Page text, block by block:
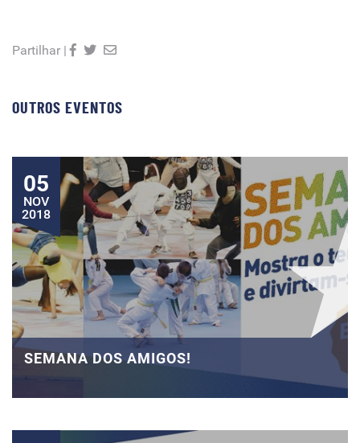
Partilhar |
OUTROS EVENTOS
05
NOV
2018
SEMANA DOS AMIGOS!